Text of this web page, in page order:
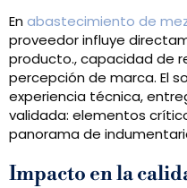
En abastecimiento de
proveedor influye
producto., capacidad de
percepción de marca. El
experiencia técnica,
validada: elementos
panorama de
Impacto en la